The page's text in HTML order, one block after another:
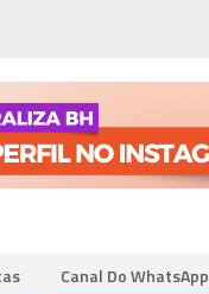
Canal Do WhatsApp